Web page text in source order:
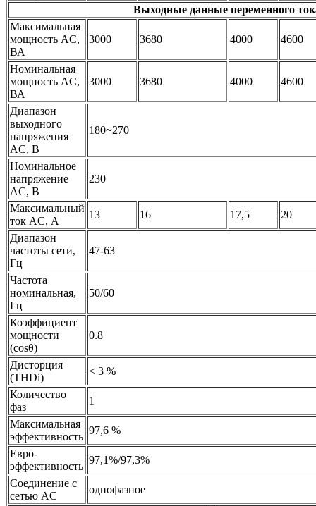
Выходные данные переменного
Максимальная
мощность AC,
ВА
3000 3680 4000 4600
Номинальная
мощность AC,
ВА
3000 3680 4000 4600
Диапазон
выходного
напряжения
AC, В
180~270
Номинальное
напряжение
AC, В
230
Максимальный
ток AC, А
13 16 17,5
20
Диапазон
частоты сети,
Гц
47-63
Частота
номинальная,
Гц
50/60
Коэффициент
мощности
(cosθ)
0.8
Дисторция
(THDi)
< 3 %
Количество
фаз
1
Максимальная
эффективность
97,6 %
Евро-
эффективность
97,1%/97,3%
Соединение с
сетью AC
однофазное